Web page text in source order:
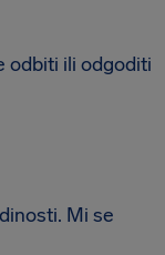
odbiti ili odgoditi
Mi se